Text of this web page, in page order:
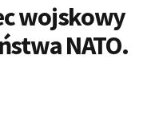
wojskowy
NATO.